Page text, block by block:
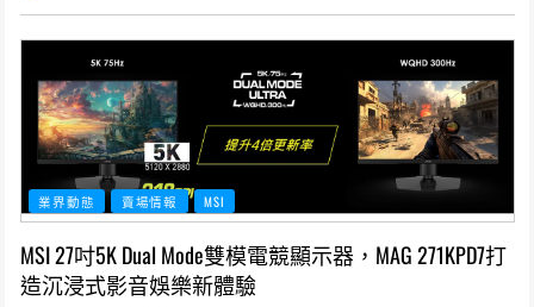
業界動態 賣場情報 MSI
MSI 27吋5K Dual Mode雙模電競顯示器，MAG 271KPD7打
造沉浸式影音娛樂新體驗